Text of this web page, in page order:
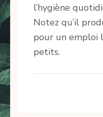
l’hygiène
Notez qu’il
pour un emploi
petits.